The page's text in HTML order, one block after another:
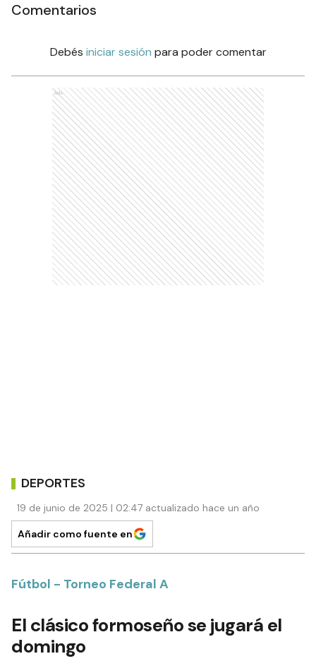
Comentarios
Debés iniciar sesión para poder comentar
Ads
DEPORTES
19 de junio de 2025 | 02:47 actualizado hace un año
Añadir como fuente en
Fútbol - Torneo Federal A
El clásico formoseño se jugará el
domingo